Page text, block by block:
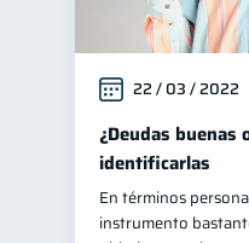
22 / 03 / 2022
¿Deudas buenas
identificarlas
En términos
instrumento